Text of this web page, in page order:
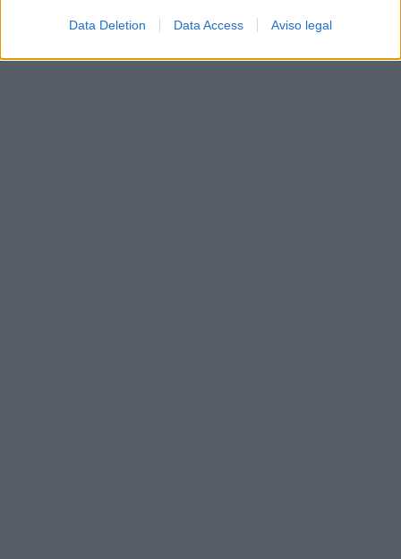
Data Deletion Data Access Aviso legal